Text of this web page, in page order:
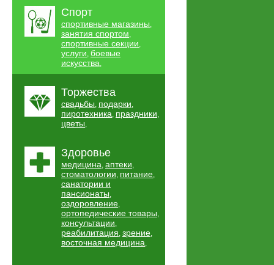
Спорт
спортивные магазины,
занятия спортом,
спортивные секции,
услуги, боевые
искусства,
Торжества
свадьбы, подарки,
пиротехника, праздники,
цветы,
Здоровье
медицина, аптеки,
стоматологии, питание,
санатории и
пансионаты,
оздоровление,
ортопедические товары,
консультации,
реабилитация, зрение,
восточная медицина,